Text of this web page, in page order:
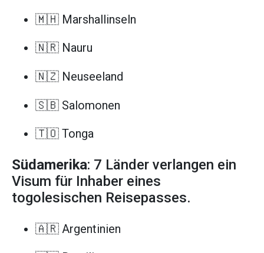
🇲🇭 Marshallinseln
🇳🇷 Nauru
🇳🇿 Neuseeland
🇸🇧 Salomonen
🇹🇴 Tonga
Südamerika: 7 Länder verlangen ein
Visum für Inhaber eines
togolesischen Reisepasses.
🇦🇷 Argentinien